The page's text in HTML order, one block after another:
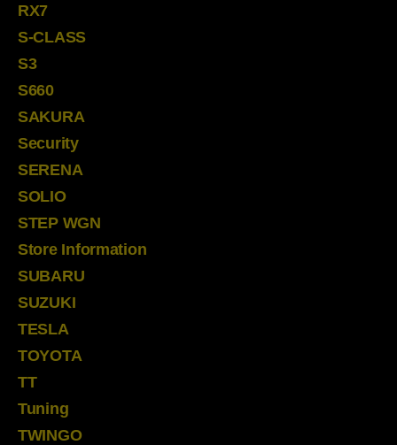
RX7
S-CLASS
S3
S660
SAKURA
Security
SERENA
SOLIO
STEP WGN
Store Information
SUBARU
SUZUKI
TESLA
TOYOTA
TT
Tuning
TWINGO